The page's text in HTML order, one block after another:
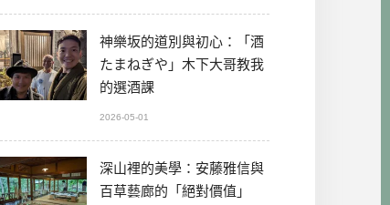
神樂坂的道別與初心：「酒
たまねぎや」木下大哥教我
的選酒課
2026-05-01
深山裡的美學：安藤雅信與
百草藝廊的「絕對價值」